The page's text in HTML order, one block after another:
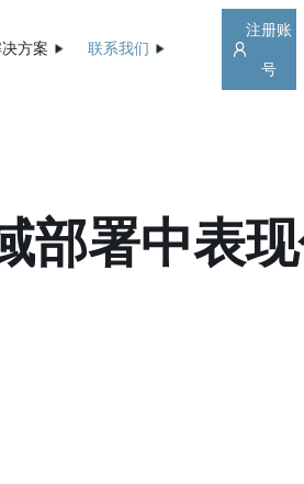
方案 联系我们
注册账
号
部署中表